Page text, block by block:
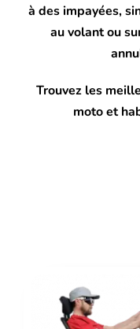
à des impayées,
au volant ou
Trouvez les
moto et